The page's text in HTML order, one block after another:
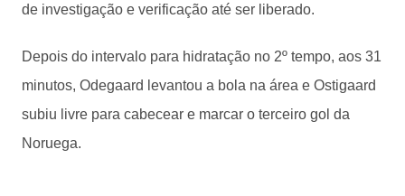
de investigação e verificação até ser liberado.
Depois do intervalo para hidratação no 2º tempo, aos 31
minutos, Odegaard levantou a bola na área e Ostigaard
subiu livre para cabecear e marcar o terceiro gol da
Noruega.